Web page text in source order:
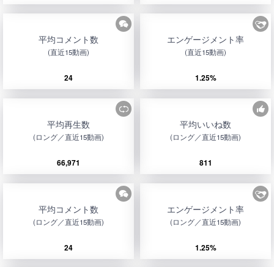
平均コメント数
(直近15動画)
24
エンゲージメント率
(直近15動画)
1.25%
平均再生数
(ロング／直近15動画)
66,971
平均いいね数
(ロング／直近15動画)
811
平均コメント数
(ロング／直近15動画)
24
エンゲージメント率
(ロング／直近15動画)
1.25%